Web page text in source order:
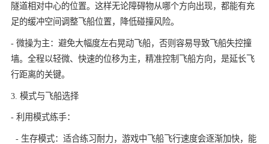
隧道相对中心的位置。这样无论障碍物从哪个方向出现，都能有充
足的缓冲空间调整飞船位置，降低碰撞风险。
- 微操为主：避免大幅度左右晃动飞船，否则容易导致飞船失控撞
墙。全程以轻微、快速的位移为主，精准控制飞船方向，是延长飞
行距离的关键。
3. 模式与飞船选择
- 利用模式练手：
- 生存模式：适合练习耐力，游戏中飞船飞行速度会逐渐加快，能